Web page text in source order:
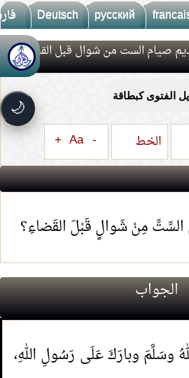
русский
Deutsch
🌙
أناقة وسهولة
ذكية
جديد بخطوة واحدة
صيام الست من شوال قبل القضاء
الخط -
Aa
+
مِنْ شَوالٍ قَبْلَ القَضاءِ؟
الجواب
وسَلَّمَ وبارَكَ عَلَى رَسُولِ اللهِ،